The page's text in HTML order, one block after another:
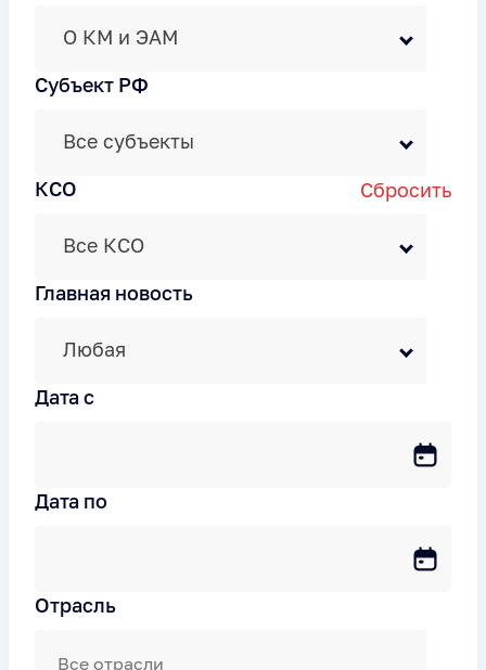
О КМ и ЭАМ
Субъект РФ
Все субъекты
КСО
Сбросить
Все КСО
Главная новость
Любая
Дата c
Дата по
Отрасль